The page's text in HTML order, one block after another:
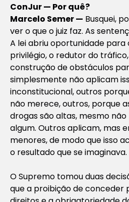
ConJur — Por quê?
Marcelo Semer — Busquei,
ver o que o juiz faz. As
A lei abriu oportunidade para
privilégio, o redutor do
construção de obstáculos
simplesmente não aplicam
inconstitucional, outros
não merece, outros, porque
drogas são altas, mesmo
algum. Outros aplicam, mas
menores, de modo que isso
o resultado que se imaginava.
O Supremo tomou duas
que a proibição de conceder